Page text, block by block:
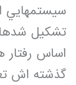
سيستمهايي
تشكيل
اساس رفتار
گذشته اش